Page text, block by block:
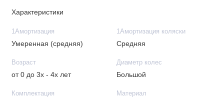
Характеристики
1Амортизация
Умеренная (средняя)
1Амортизация коляски
Средняя
Возраст
от 0 до 3х - 4х лет
Диаметр колес
Большой
Комплектация Материал